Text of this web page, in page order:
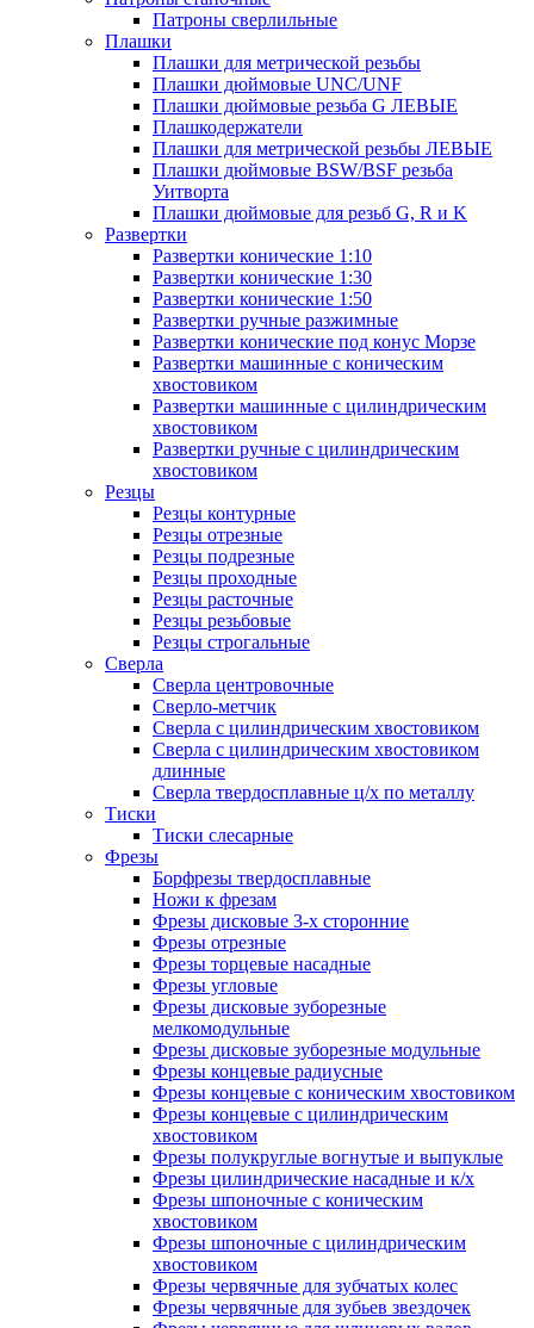
Патроны сверлильные
Плашки
Плашки для метрической резьбы
Плашки дюймовые UNC/UNF
Плашки дюймовые резьба G ЛЕВЫЕ
Плашкодержатели
Плашки для метрической резьбы ЛЕВЫЕ
Плашки дюймовые BSW/BSF резьба
Уитворта
Плашки дюймовые для резьб G, R и K
Развертки
Развертки конические 1:10
Развертки конические 1:30
Развертки конические 1:50
Развертки ручные разжимные
Развертки конические под конус Морзе
Развертки машинные с коническим
хвостовиком
Развертки машинные с цилиндрическим
хвостовиком
Развертки ручные с цилиндрическим
хвостовиком
Резцы
Резцы контурные
Резцы отрезные
Резцы подрезные
Резцы проходные
Резцы расточные
Резцы резьбовые
Резцы строгальные
Сверла
Сверла центровочные
Сверло-метчик
Сверла с цилиндрическим хвостовиком
Сверла с цилиндрическим хвостовиком
длинные
Сверла твердосплавные ц/х по металлу
Тиски
Тиски слесарные
Фрезы
Борфрезы твердосплавные
Ножи к фрезам
Фрезы дисковые 3-х сторонние
Фрезы отрезные
Фрезы торцевые насадные
Фрезы угловые
Фрезы дисковые зуборезные
мелкомодульные
Фрезы дисковые зуборезные модульные
Фрезы концевые радиусные
Фрезы концевые с коническим хвостовиком
Фрезы концевые с цилиндрическим
хвостовиком
Фрезы полукруглые вогнутые и выпуклые
Фрезы цилиндрические насадные и к/х
Фрезы шпоночные с коническим
хвостовиком
Фрезы шпоночные с цилиндрическим
хвостовиком
Фрезы червячные для зубчатых колес
Фрезы червячные для зубьев звездочек